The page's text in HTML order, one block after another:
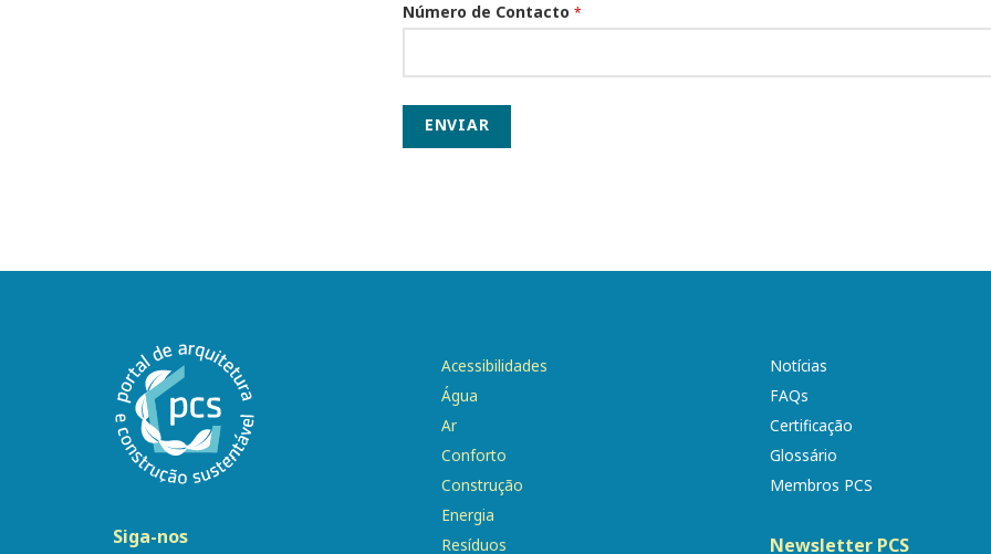
Número de Contacto *
ENVIAR
Siga-nos
Acessibilidades
Água
Ar
Conforto
Construção
Energia
Resíduos
Notícias
FAQs
Certificação
Glossário
Membros PCS
Newsletter PCS